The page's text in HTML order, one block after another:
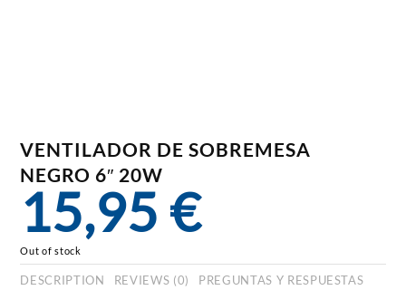
VENTILADOR DE SOBREMESA
NEGRO 6″ 20W
15,95 €
Out of stock
DESCRIPTION REVIEWS (0) PREGUNTAS Y RESPUESTAS